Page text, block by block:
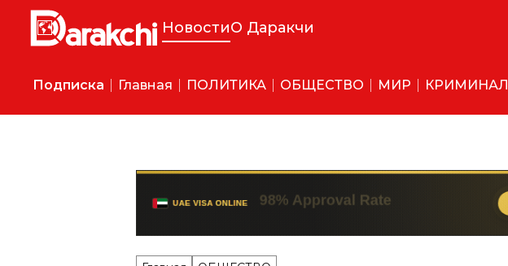
НовостиО Даракчи
Подписка Главная ПОЛИТИКА ОБЩЕСТВО МИР КРИМИНАЛ
Главная ОБЩЕСТВО